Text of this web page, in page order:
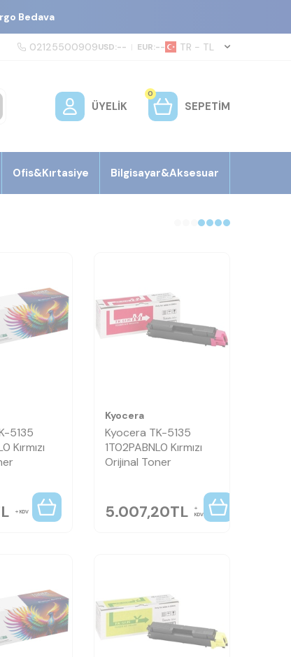
Bedava
02125500909USD:-- | EUR:-- TR − TL
ÜYELIK
0
SEPETIM
Ofis&Kırtasiye Bilgisayar&Aksesuar
5135
Kırmızı
KDV
Kyocera
Kyocera TK-5135
1T02PABNL0 Kırmızı
Orijinal Toner
5.007,20TL KDV